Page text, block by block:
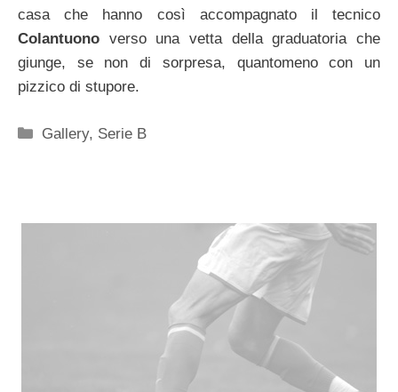
casa che hanno così accompagnato il tecnico
Colantuono verso una vetta della graduatoria che
giunge, se non di sorpresa, quantomeno con un
pizzico di stupore.
Categorie
Gallery, Serie B